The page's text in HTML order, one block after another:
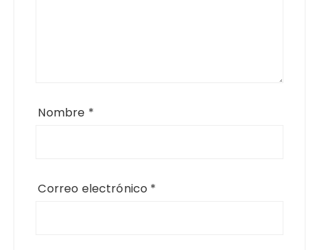
Nombre *
Correo electrónico *